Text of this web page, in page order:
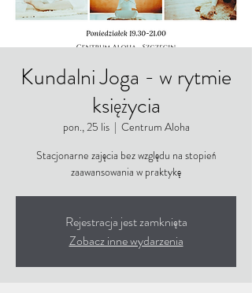
Kundalni Joga - w rytmie
księżycia
pon., 25 lis
  |
Centrum Aloha
Stacjonarne zajęcia bez względu na stopień
zaawansowania w praktykę
Rejestracja jest zamknięta
Zobacz inne wydarzenia